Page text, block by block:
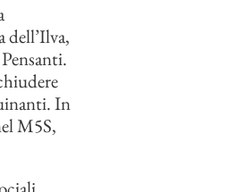
dell’Ilva,
In
M5S,